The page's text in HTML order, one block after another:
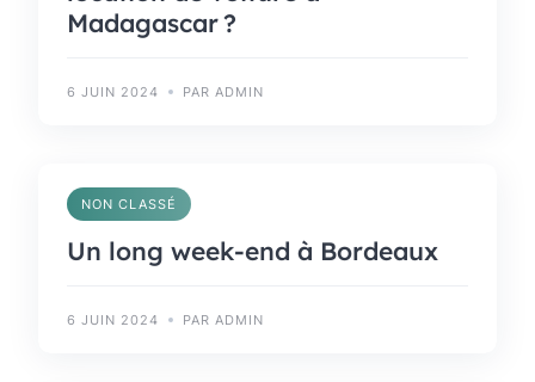
Madagascar ?
6 JUIN 2024 PAR ADMIN
NON CLASSÉ
Un long week-end à Bordeaux
6 JUIN 2024 PAR ADMIN